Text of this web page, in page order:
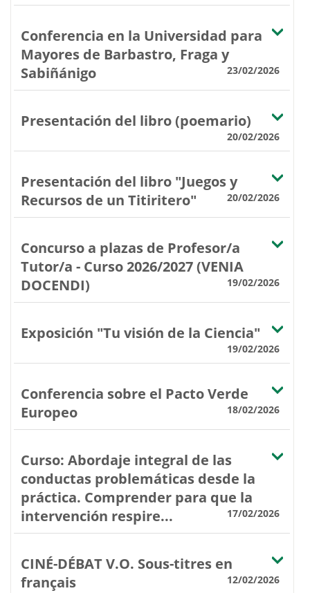
Conferencia en la Universidad para
Mayores de Barbastro, Fraga y
Sabiñánigo
23/02/2026
Presentación del libro (poemario)
20/02/2026
Presentación del libro "Juegos y
Recursos de un Titiritero"
20/02/2026
Concurso a plazas de Profesor/a
Tutor/a - Curso 2026/2027 (VENIA
DOCENDI)
19/02/2026
Exposición "Tu visión de la Ciencia"
19/02/2026
Conferencia sobre el Pacto Verde
Europeo
18/02/2026
Curso: Abordaje integral de las
conductas problemáticas desde la
práctica. Comprender para que la
intervención respire...
17/02/2026
CINÉ-DÉBAT V.O. Sous-titres en
français
12/02/2026